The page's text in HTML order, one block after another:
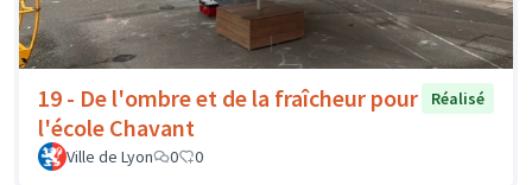
19 - De l'ombre et de la fraîcheur pour
l'école Chavant
Réalisé
Ville de Lyon 0 0